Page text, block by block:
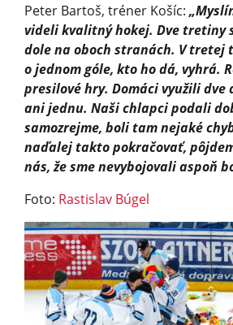
Peter Bartoš, tréner Košíc:
videli kvalitný hokej. Dve tretiny
dole na oboch stranách. V tretej
o jednom góle, kto ho dá, vyhrá.
presilové hry. Domáci využili dve
ani jednu. Naši chlapci podali
samozrejme, boli tam nejaké
naďalej takto pokračovať,
nás, že sme nevybojovali aspoň
Foto: Rastislav Búgel